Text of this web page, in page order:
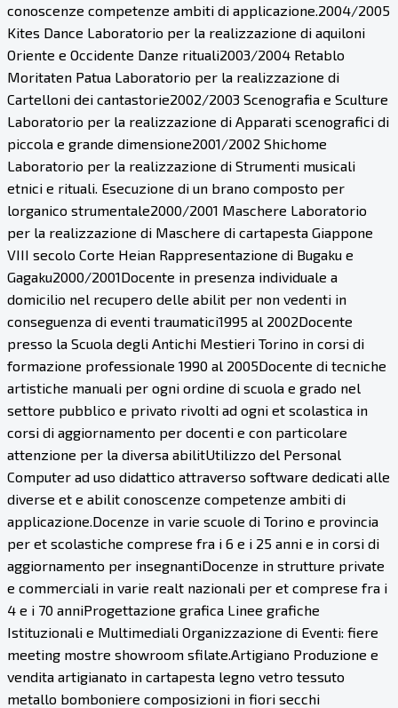
conoscenze competenze ambiti di applicazione.2004/2005
Kites Dance Laboratorio per la realizzazione di aquiloni
Oriente e Occidente Danze rituali2003/2004 Retablo
Moritaten Patua Laboratorio per la realizzazione di
Cartelloni dei cantastorie2002/2003 Scenografia e Sculture
Laboratorio per la realizzazione di Apparati scenografici di
piccola e grande dimensione2001/2002 Shichome
Laboratorio per la realizzazione di Strumenti musicali
etnici e rituali. Esecuzione di un brano composto per
lorganico strumentale2000/2001 Maschere Laboratorio
per la realizzazione di Maschere di cartapesta Giappone
VIII secolo Corte Heian Rappresentazione di Bugaku e
Gagaku2000/2001Docente in presenza individuale a
domicilio nel recupero delle abilit per non vedenti in
conseguenza di eventi traumatici1995 al 2002Docente
presso la Scuola degli Antichi Mestieri Torino in corsi di
formazione professionale 1990 al 2005Docente di tecniche
artistiche manuali per ogni ordine di scuola e grado nel
settore pubblico e privato rivolti ad ogni et scolastica in
corsi di aggiornamento per docenti e con particolare
attenzione per la diversa abilitUtilizzo del Personal
Computer ad uso didattico attraverso software dedicati alle
diverse et e abilit conoscenze competenze ambiti di
applicazione.Docenze in varie scuole di Torino e provincia
per et scolastiche comprese fra i 6 e i 25 anni e in corsi di
aggiornamento per insegnantiDocenze in strutture private
e commerciali in varie realt nazionali per et comprese fra i
4 e i 70 anniProgettazione grafica Linee grafiche
Istituzionali e Multimediali Organizzazione di Eventi: fiere
meeting mostre showroom sfilate.Artigiano Produzione e
vendita artigianato in cartapesta legno vetro tessuto
metallo bomboniere composizioni in fiori secchi